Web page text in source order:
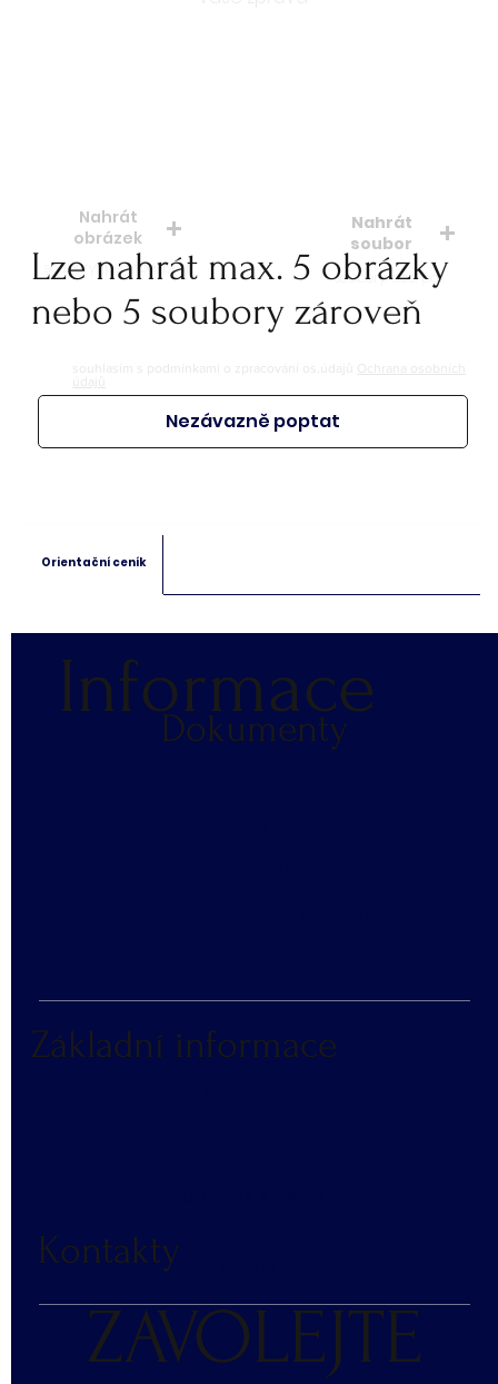
Nahrát
obrázek
soubory: jpeg, jpg, png
Nahrát
soubor
soubory: doc. pdf.
Lze nahrát max. 5 obrázky
nebo 5 soubory zároveň
souhlasím s podmínkami o zpracování os.údajů
Ochrana osobních
údajů
Nezávazně poptat
Orientační ceník
Kontakty
ZAVOLEJTE
Dokumenty
Informace
Základní informace